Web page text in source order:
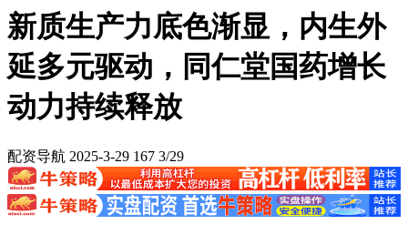
新质生产力底色渐显，内生外
延多元驱动，同仁堂国药增长
动力持续释放
配资导航 2025-3-29 167 3/29